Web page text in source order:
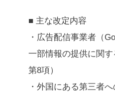
■ 主な改定内容
・広告配信事業者（
一部情報の提供に関
第8項）
・外国にある第三者